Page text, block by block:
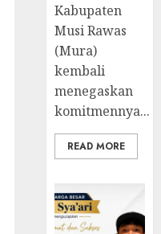
Kabupaten
Musi Rawas
(Mura)
kembali
menegaskan
komitmennya...
READ MORE